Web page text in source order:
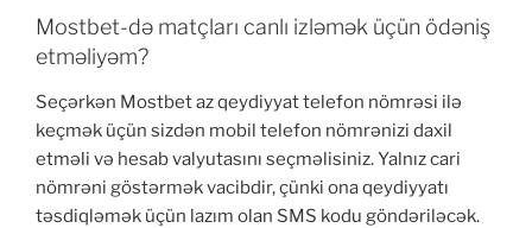
Mostbet-də matçları canlı izləmək üçün ödəniş
etməliyəm?
Seçərkən Mostbet az qeydiyyat telefon nömrəsi ilə
keçmək üçün sizdən mobil telefon nömrənizi daxil
etməli və hesab valyutasını seçməlisiniz. Yalnız cari
nömrəni göstərmək vacibdir, çünki ona qeydiyyatı
təsdiqləmək üçün lazım olan SMS kodu göndəriləcək.